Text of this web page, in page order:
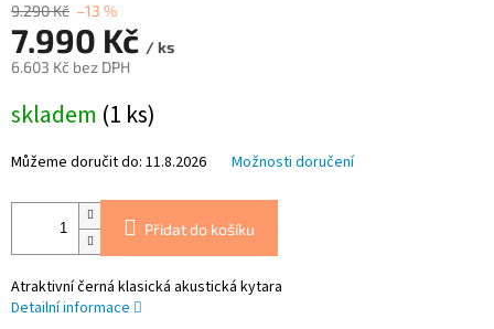
9.290 Kč –13 %
7.990 Kč / ks
6.603 Kč bez DPH
cena:
skladem (1 ks)
Můžeme doručit do: 11.8.2026 Možnosti doručení
Přidat do košíku
Atraktivní černá klasická akustická kytara
Detailní informace